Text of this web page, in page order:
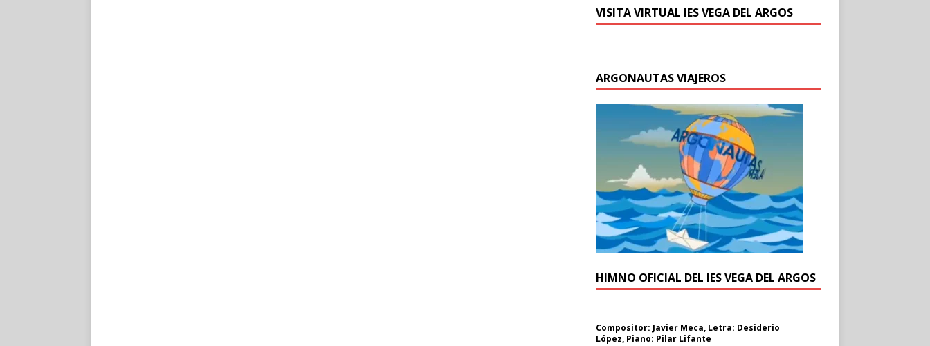
VISITA VIRTUAL IES VEGA DEL ARGOS
ARGONAUTAS VIAJEROS
HIMNO OFICIAL DEL IES VEGA DEL ARGOS
Compositor: Javier Meca, Letra: Desiderio
López, Piano: Pilar Lifante